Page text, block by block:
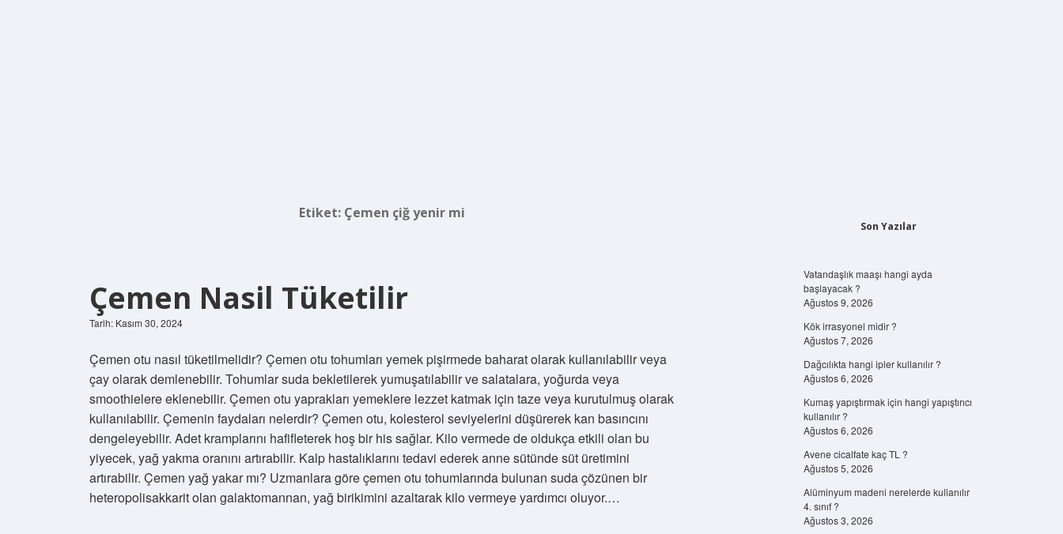
Etiket: Çemen çiğ yenir mi
Çemen Nasil Tüketilir
Tarih: Kasım 30, 2024
Çemen otu nasıl tüketilmelidir? Çemen otu tohumları yemek pişirmede baharat olarak kullanılabilir veya
çay olarak demlenebilir. Tohumlar suda bekletilerek yumuşatılabilir ve salatalara, yoğurda veya
smoothielere eklenebilir. Çemen otu yaprakları yemeklere lezzet katmak için taze veya kurutulmuş olarak
kullanılabilir. Çemenin faydaları nelerdir? Çemen otu, kolesterol seviyelerini düşürerek kan basıncını
dengeleyebilir. Adet kramplarını hafifleterek hoş bir his sağlar. Kilo vermede de oldukça etkili olan bu
yiyecek, yağ yakma oranını artırabilir. Kalp hastalıklarını tedavi ederek anne sütünde süt üretimini
artırabilir. Çemen yağ yakar mı? Uzmanlara göre çemen otu tohumlarında bulunan suda çözünen bir
heteropolisakkarit olan galaktomannan, yağ birikimini azaltarak kilo vermeye yardımcı oluyor.…
Son Yazılar
Vatandaşlık maaşı hangi ayda
başlayacak ?
Ağustos 9, 2026
Kök irrasyonel midir ?
Ağustos 7, 2026
Dağcılıkta hangi ipler kullanılır ?
Ağustos 6, 2026
Kumaş yapıştırmak için hangi yapıştırıcı
kullanılır ?
Ağustos 6, 2026
Avene cicalfate kaç TL ?
Ağustos 5, 2026
Alüminyum madeni nerelerde kullanılır
4. sınıf ?
Ağustos 3, 2026